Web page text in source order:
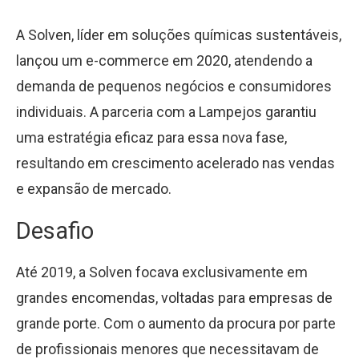
A Solven, líder em soluções químicas sustentáveis,
lançou um e-commerce em 2020, atendendo a
demanda de pequenos negócios e consumidores
individuais. A parceria com a Lampejos garantiu
uma estratégia eficaz para essa nova fase,
resultando em crescimento acelerado nas vendas
e expansão de mercado.
Desafio
Até 2019, a Solven focava exclusivamente em
grandes encomendas, voltadas para empresas de
grande porte. Com o aumento da procura por parte
de profissionais menores que necessitavam de